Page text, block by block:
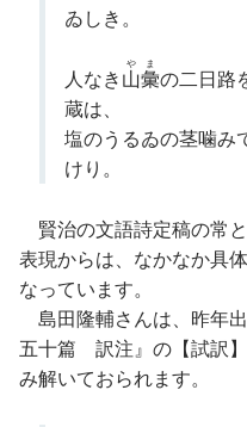
ゐしき。
人なき 山彙
やま
の二日
蔵は、
塩のうるゐの茎
けり。
賢治の文語詩定稿の常
表現からは、なかなか具
なっています。
島田隆輔さんは、昨年
五十篇 訳注』の【試訳
み解いておられます。